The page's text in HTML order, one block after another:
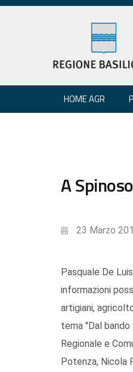
HOME AGR
A
23 Marzo
Pasquale De
informazioni
artigiani,
tema "Dal bando
Regionale e
Potenza, Nicola